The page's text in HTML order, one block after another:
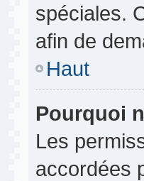
spéciales.
afin de
Haut
Pourquoi
Les
accordées